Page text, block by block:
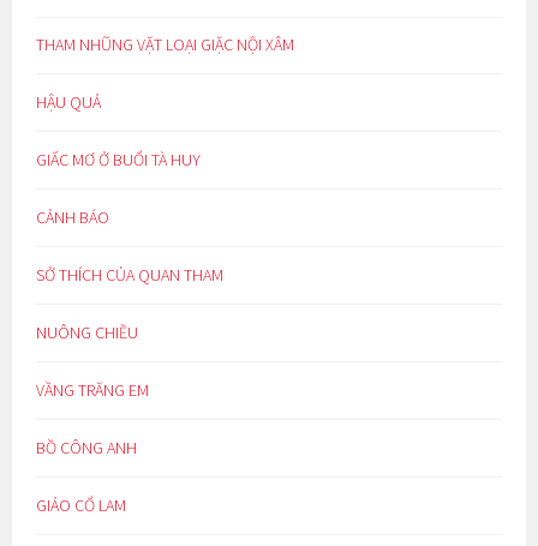
THAM NHŨNG VẶT LOẠI GIẶC NỘI XÂM
HẬU QUẢ
GIẤC MƠ Ở BUỔI TÀ HUY
CẢNH BÁO
SỞ THÍCH CỦA QUAN THAM
NUÔNG CHIỀU
VẦNG TRĂNG EM
BỒ CÔNG ANH
GIẢO CỔ LAM